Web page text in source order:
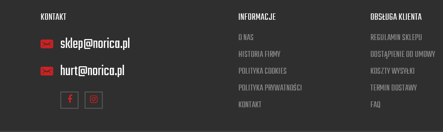
INFORMACJE
O NAS
HISTORIA FIRMY
POLITYKA COOKIES
POLITYKA PRYWATNOŚCI
KONTAKT
OBSŁUGA KLIENTA
REGULAMIN SKLEPU
ODSTĄPIENIE OD UMOWY
KOSZTY WYSYŁKI
TERMIN DOSTAWY
FAQ
KONTAKT
sklep@norica.pl
hurt@norica.pl